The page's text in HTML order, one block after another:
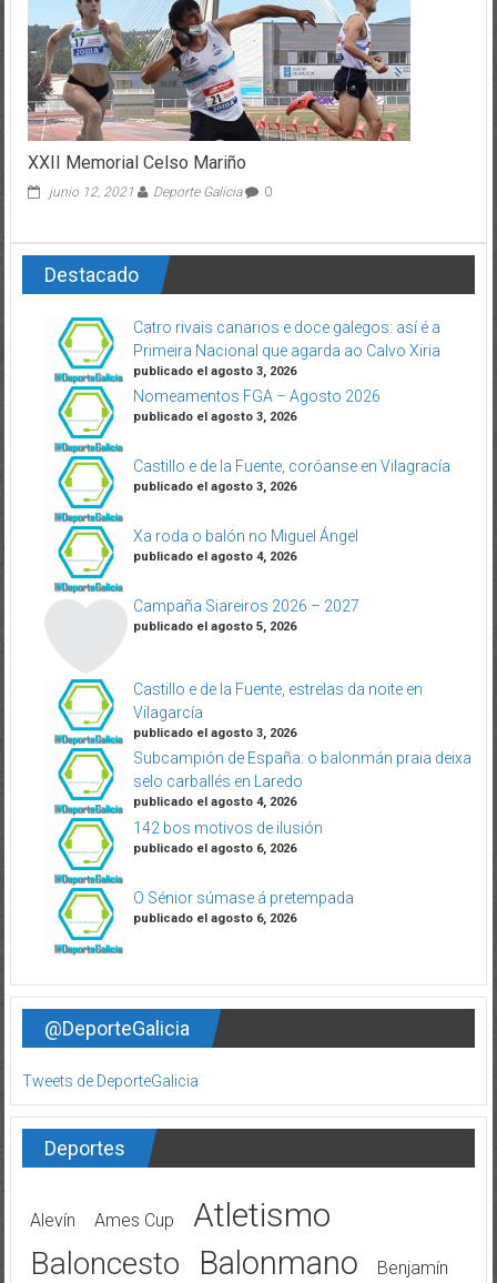
XXII Memorial Celso Mariño
junio 12, 2021 Deporte Galicia 0
Destacado
Catro rivais canarios e doce galegos: así é a
Primeira Nacional que agarda ao Calvo Xiria
publicado el agosto 3, 2026
Nomeamentos FGA – Agosto 2026
publicado el agosto 3, 2026
Castillo e de la Fuente, coróanse en Vilagracía
publicado el agosto 3, 2026
Xa roda o balón no Miguel Ángel
publicado el agosto 4, 2026
Campaña Siareiros 2026 – 2027
publicado el agosto 5, 2026
Castillo e de la Fuente, estrelas da noite en
Vilagarcía
publicado el agosto 3, 2026
Subcampión de España: o balonmán praia deixa
selo carballés en Laredo
publicado el agosto 4, 2026
142 bos motivos de ilusión
publicado el agosto 6, 2026
O Sénior súmase á pretempada
publicado el agosto 6, 2026
@DeporteGalicia
Tweets de DeporteGalicia
Deportes
Alevín Ames Cup Atletismo
Baloncesto Balonmano
Benjamín